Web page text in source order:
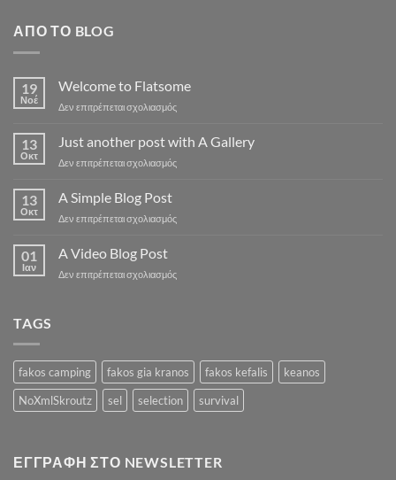
ΑΠΌ ΤΟ BLOG
19
Νοέ
Welcome to Flatsome
Δεν επιτρέπεται σχολιασμόςστο
to
Flatsome
13
Οκτ
Just another post with A Gallery
Δεν επιτρέπεται σχολιασμόςστο
with
13
Οκτ
A Simple Blog Post
Δεν επιτρέπεται σχολιασμόςστο
Post
01
Ιαν
A Video Blog Post
Δεν επιτρέπεται σχολιασμόςστο
TAGS
fakos camping fakos gia kranos fakos kefalis
keanos
NoXmlSkroutz
sel selection survival
ΕΓΓΡΑΦΉ ΣΤΟ NEWSLETTER